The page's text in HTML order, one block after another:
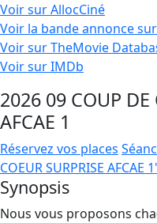
Voir sur AllocCiné
Voir la bande annonce
Voir sur TheMovie
Voir sur IMDb
2026 09 COUP DE
AFCAE 1
Réservez vos places
COEUR SURPRISE AFCAE
Synopsis
Nous vous proposons